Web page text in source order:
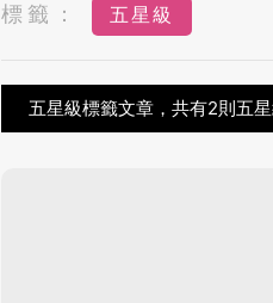
標籤： 五星級
五星級標籤文章，共有2則五